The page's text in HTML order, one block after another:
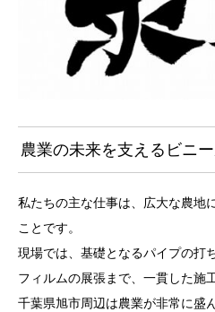
農業の未来を支えるビニ
私たちの主な仕事は、広大な農地
ことです。
現場では、基礎となるパイプの打
フィルムの展張まで、一貫した施
千葉県旭市周辺は農業が非常に盛